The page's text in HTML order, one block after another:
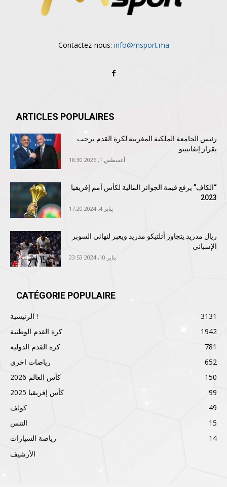
Contactez-nous: info@msport.ma
ARTICLES POPULAIRES
رئيس الجامعة الملكية المغربية لكرة القدم يرحب
بقرار إنفانتينو
أغسطس 1, 2026 18:30
“الكاف” يرفع قيمة الجوائز المالية لكأس أمم إفريقيا
2023
يناير 4, 2024 17:20
ريال مدريد يتجاوز أتلتيكو مدريد ويعبر لنهائي السوبر
الإسباني
يناير 10, 2024 23:53
CATÉGORIE POPULAIRE
الرئيسية !
3131
كرة القدم الوطنية
1942
كرة القدم الدولية
781
رياضات اخرى
652
كأس العالم 2026
150
كأس إفريقيا 2025
99
كولف
49
التنس
15
رياضة السيارات
14
الأرشيف